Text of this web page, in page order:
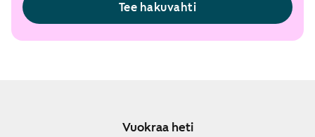
Tee hakuvahti
Vuokraa heti